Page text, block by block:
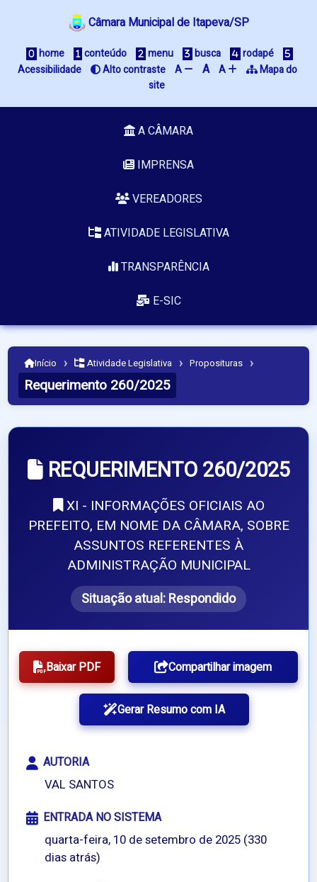
Câmara Municipal de Itapeva/SP
home conteúdo menu busca
rodapé
Acessibilidade
Alto contraste A A A
Mapa do
site
A CÂMARA
IMPRENSA
VEREADORES
ATIVIDADE LEGISLATIVA
TRANSPARÊNCIA
E-SIC
Início › Atividade Legislativa › Proposituras ›
Requerimento 260/2025
REQUERIMENTO 260/2025
XI - INFORMAÇÕES OFICIAIS AO
PREFEITO, EM NOME DA CÂMARA, SOBRE
ASSUNTOS REFERENTES À
ADMINISTRAÇÃO MUNICIPAL
Situação atual:Respondido
Baixar PDF Compartilhar imagem
Gerar Resumo com IA
AUTORIA
VAL SANTOS
ENTRADA NO SISTEMA
quarta-feira, 10 de setembro de 2025 (330
dias atrás)